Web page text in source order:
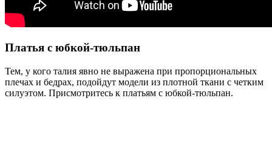
Платья с юбкой-тюльпан
Тем, у кого талия явно не выражена при пропорциональных
плечах и бедрах, подойдут модели из плотной ткани с четким
силуэтом. Присмотритесь к платьям с юбкой-тюльпан.